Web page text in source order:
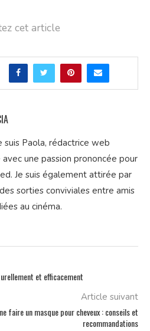
cet article
suis Paola, rédactrice web
avec une passion prononcée pour
Je suis également attirée par
sorties conviviales entre amis
au cinéma.
et efficacement
Article suivant
faire un masque pour cheveux : conseils et
recommandations